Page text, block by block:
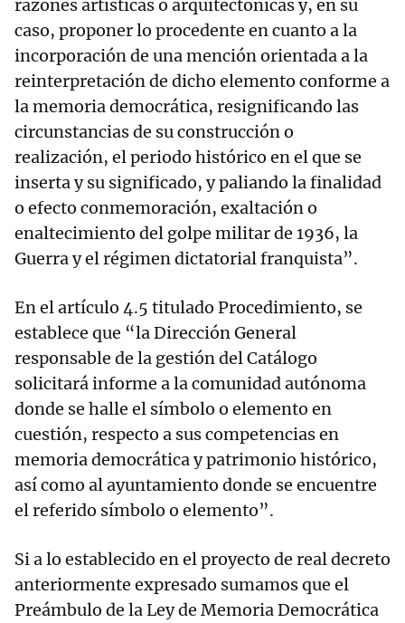
razones artísticas o arquitectónicas y, en su
caso, proponer lo procedente en cuanto a la
incorporación de una mención orientada a la
reinterpretación de dicho elemento conforme a
la memoria democrática, resignificando las
circunstancias de su construcción o
realización, el periodo histórico en el que se
inserta y su significado, y paliando la finalidad
o efecto conmemoración, exaltación o
enaltecimiento del golpe militar de 1936, la
Guerra y el régimen dictatorial franquista”.
En el artículo 4.5 titulado Procedimiento, se
establece que “la Dirección General
responsable de la gestión del Catálogo
solicitará informe a la comunidad autónoma
donde se halle el símbolo o elemento en
cuestión, respecto a sus competencias en
memoria democrática y patrimonio histórico,
así como al ayuntamiento donde se encuentre
el referido símbolo o elemento”.
Si a lo establecido en el proyecto de real decreto
anteriormente expresado sumamos que el
Preámbulo de la Ley de Memoria Democrática